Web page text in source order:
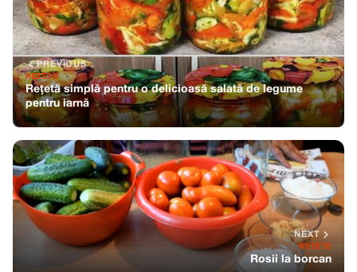
PREVIOUS
RETETE
Rețetă simplă pentru o delicioasă salată de legume
pentru iarnă
NEXT
RETETE
Rosii la borcan